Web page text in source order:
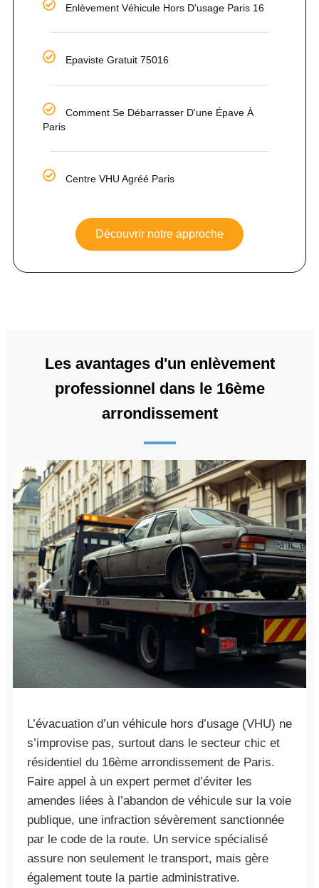
Enlèvement Véhicule Hors D'usage Paris 16
Epaviste Gratuit 75016
Comment Se Débarrasser D'une Épave À
Paris
Centre VHU Agréé Paris
Découvrir notre approche
Les avantages d'un enlèvement
professionnel dans le 16ème
arrondissement
L’évacuation d’un véhicule hors d’usage (VHU) ne
s’improvise pas, surtout dans le secteur chic et
résidentiel du 16ème arrondissement de Paris.
Faire appel à un expert permet d’éviter les
amendes liées à l’abandon de véhicule sur la voie
publique, une infraction sévèrement sanctionnée
par le code de la route. Un service spécialisé
assure non seulement le transport, mais gère
également toute la partie administrative.